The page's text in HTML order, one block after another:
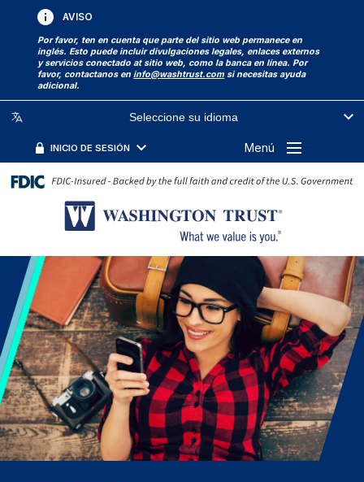
AVISO
Por favor, ten en cuenta que parte del sitio web permanece en
inglés. Esto puede incluir divulgaciones legales, enlaces externos
y servicios conectado at sitio web, como la banca en línea. Por
favor, contactanos eninfo@washtrust.com si necesitas ayuda
adicional.
Seleccione su idioma
INICIO DE SESIÓN Menú